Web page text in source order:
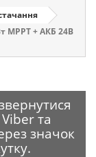
MPPT + АКБ 24В
та
значок